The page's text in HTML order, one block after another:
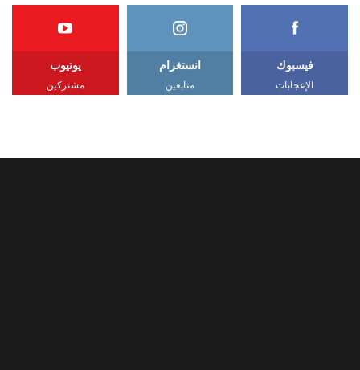
فيسبوك
الإعجابات
انستغرام
متابعين
يوتيوب
مشتركين